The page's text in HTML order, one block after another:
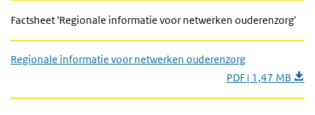
Factsheet 'Regionale informatie voor netwerken ouderenzorg'
Regionale informatie voor netwerken ouderenzorg
PDF | 1,47 MB